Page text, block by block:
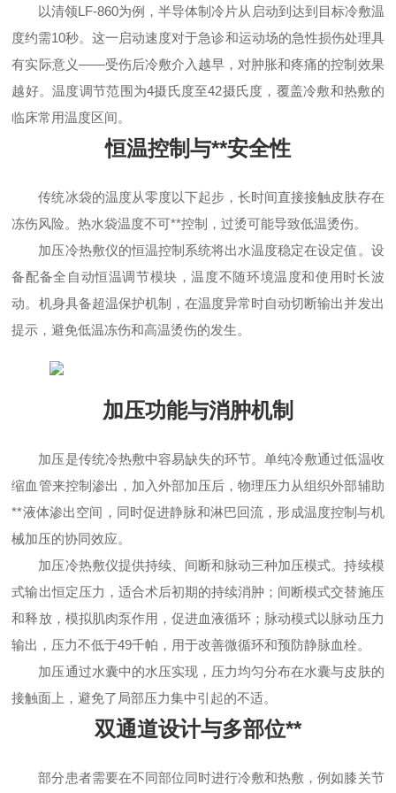
以清领LF-860为例，半导体制冷片从启动到达到目标冷敷温
度约需10秒。这一启动速度对于急诊和运动场的急性损伤处理具
有实际意义——受伤后冷敷介入越早，对肿胀和疼痛的控制效果
越好。温度调节范围为4摄氏度至42摄氏度，覆盖冷敷和热敷的
临床常用温度区间。
恒温控制与**安全性
传统冰袋的温度从零度以下起步，长时间直接接触皮肤存在
冻伤风险。热水袋温度不可**控制，过烫可能导致低温烫伤。
加压冷热敷仪的恒温控制系统将出水温度稳定在设定值。设
备配备全自动恒温调节模块，温度不随环境温度和使用时长波
动。机身具备超温保护机制，在温度异常时自动切断输出并发出
提示，避免低温冻伤和高温烫伤的发生。
加压功能与消肿机制
加压是传统冷热敷中容易缺失的环节。单纯冷敷通过低温收
缩血管来控制渗出，加入外部加压后，物理压力从组织外部辅助
**液体渗出空间，同时促进静脉和淋巴回流，形成温度控制与机
械加压的协同效应。
加压冷热敷仪提供持续、间断和脉动三种加压模式。持续模
式输出恒定压力，适合术后初期的持续消肿；间断模式交替施压
和释放，模拟肌肉泵作用，促进血液循环；脉动模式以脉动压力
输出，压力不低于49千帕，用于改善微循环和预防静脉血栓。
加压通过水囊中的水压实现，压力均匀分布在水囊与皮肤的
接触面上，避免了局部压力集中引起的不适。
双通道设计与多部位**
部分患者需要在不同部位同时进行冷敷和热敷，例如膝关节